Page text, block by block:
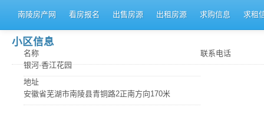
南陵房产网 看房报名 出售房源 出租房源 求购信息 求租
小区信息
名称
银河·香江花园
地址
安徽省芜湖市南陵县青铜路2正南方向170米
联系电话